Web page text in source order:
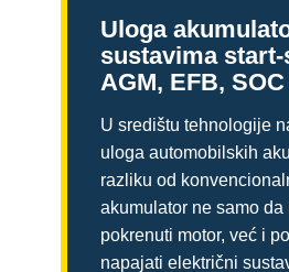
Uloga
sustavima
AGM, EFB,
U središtu tehnologije
uloga automobilskih
razliku od
akumulator ne samo da
pokrenuti motor, već i
napajati električni